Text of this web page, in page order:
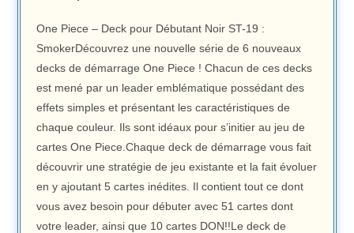
One Piece – Deck pour Débutant Noir ST-19 :
SmokerDécouvrez une nouvelle série de 6 nouveaux
decks de démarrage One Piece ! Chacun de ces decks
est mené par un leader emblématique possédant des
effets simples et présentant les caractéristiques de
chaque couleur. Ils sont idéaux pour s’initier au jeu de
cartes One Piece.Chaque deck de démarrage vous fait
découvrir une stratégie de jeu existante et la fait évoluer
en y ajoutant 5 cartes inédites. Il contient tout ce dont
vous avez besoin pour débuter avec 51 cartes dont
votre leader, ainsi que 10 cartes DON!!Le deck de